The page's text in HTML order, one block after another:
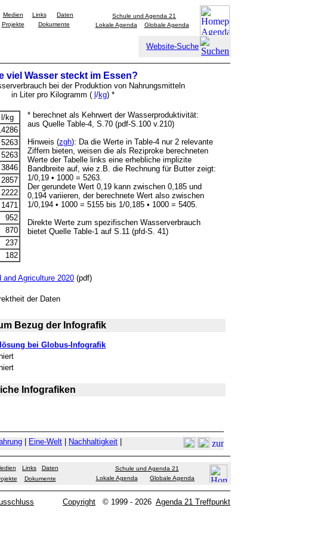
Medien Links
Daten
Projekte
Dokumente
Schule und Agenda 21
Lokale Agenda
Globale Agenda
Website-Suche
viel Wasser steckt im Essen?
bei der Produktion von Nahrungsmitteln
in Liter pro Kilogramm ( /kg) *
l/kg
5263
5263
3846
2857
2222
1471
952
870
237
182
* berechnet als Kehrwert der Wasserproduktivität:
aus Quelle Table-4, S.70 (pdf-S.100 v.210)
Hinweis (zgh): Da die Werte in Table-4 nur 2 relevante
Ziffern bieten, weisen die als Reziproke berechneten
Werte der Tabelle links eine erhebliche implizite
Bandbreite auf, wie z.B. die Rechnung für Butter zeigt:
1/0,19 • 1000 = 5263.
Der gerundete Wert 0,19 kann zwischen 0,185 und
0,194 variieren, der berechnete Wert also zwischen
1/0,194 • 1000 = 5155 bis 1/0,185 • 1000 = 5405.
Direkte Werte zum spezifischen Wasserverbrauch
bietet Quelle Table-1 auf S.11 (pfd-S. 41)
and Agriculture 2020 (pdf)
der Daten
Bezug der Infografik
bei Globus-Infografik
Infografiken
Eine-Welt Nachhaltigkeit
Links
Daten
Dokumente
Schule und Agenda 21
Lokale Agenda
Globale Agenda
Copyright © 1999 - 2026 Agenda 21 Treffpunkt